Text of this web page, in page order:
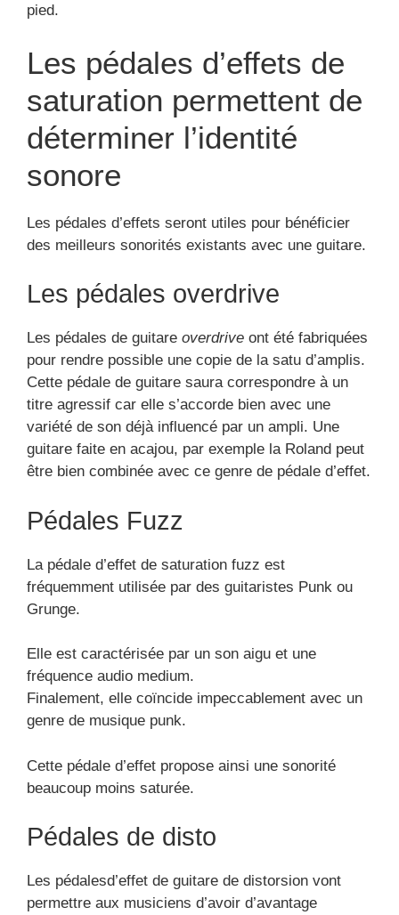
pied.
Les pédales d’effets de
saturation permettent de
déterminer l’identité
sonore
Les pédales d’effets seront utiles pour bénéficier
des meilleurs sonorités existants avec une guitare.
Les pédales overdrive
Les pédales de guitare overdrive ont été fabriquées
pour rendre possible une copie de la satu d’amplis.
Cette pédale de guitare saura correspondre à un
titre agressif car elle s’accorde bien avec une
variété de son déjà influencé par un ampli. Une
guitare faite en acajou, par exemple la Roland peut
être bien combinée avec ce genre de pédale d’effet.
Pédales Fuzz
La pédale d’effet de saturation fuzz est
fréquemment utilisée par des guitaristes Punk ou
Grunge.
Elle est caractérisée par un son aigu et une
fréquence audio medium.
Finalement, elle coïncide impeccablement avec un
genre de musique punk.
Cette pédale d’effet propose ainsi une sonorité
beaucoup moins saturée.
Pédales de disto
Les pédalesd’effet de guitare de distorsion vont
permettre aux musiciens d’avoir d’avantage